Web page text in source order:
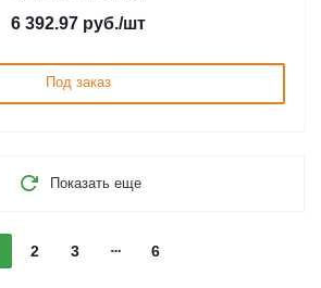
6 392.97 руб./шт
Под заказ
Показать еще
2 3 6